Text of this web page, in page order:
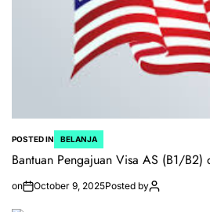
POSTED IN BELANJA
Bantuan Pengajuan Visa AS (B1/B2)
on October 9, 2025Posted by